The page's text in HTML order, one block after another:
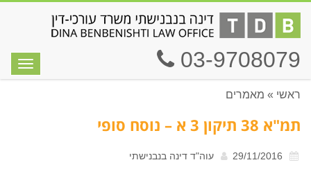
03-9708079
ראשי » מאמרים
תמ"א 38 תיקון 3 א – נוסח סופי
עוה"ד דינה בנבנישתי